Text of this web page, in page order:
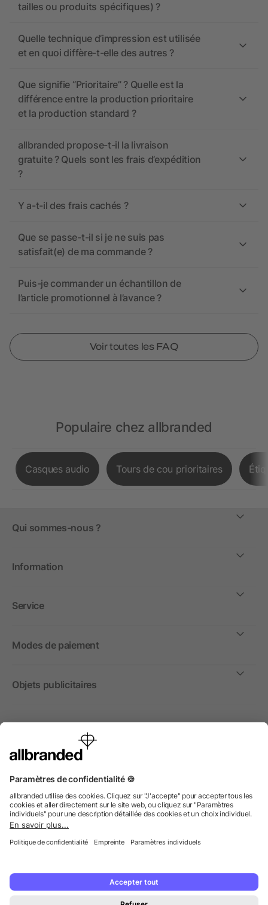
tailles ou produits spécifiques) ?
Quelle technique d’impression est utilisée
et en quoi diffère-t-elle des autres ?
Que signifie “Prioritaire” ? Quelle est la
différence entre la production prioritaire
et la production standard ?
allbranded propose-t-il la livraison
gratuite ? Quels sont les frais d’expédition
?
Y a-t-il des frais cachés ?
Que se passe-t-il si je ne suis pas
satisfait(e) de ma commande ?
Puis-je commander un échantillon de
l’article promotionnel à l’avance ?
Voir toutes les FAQ
Populaire chez allbranded
Casques audio Tours de cou prioritaires
Qui sommes-nous ?
Information
Service
Modes de paiement
Objets publicitaires
International
Nous commercialisons nos objets publicitaires et articles
non aux personnes privées.